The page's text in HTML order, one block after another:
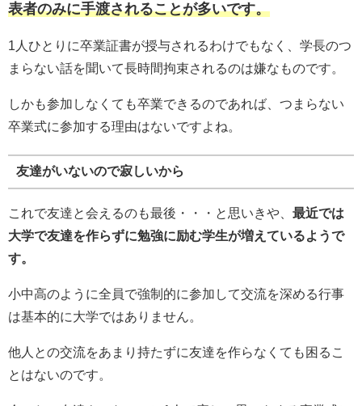
表者のみに手渡されることが多いです。
1人ひとりに卒業証書が授与されるわけでもなく、学長のつ
まらない話を聞いて長時間拘束されるのは嫌なものです。
しかも参加しなくても卒業できるのであれば、つまらない
卒業式に参加する理由はないですよね。
友達がいないので寂しいから
これで友達と会えるのも最後・・・と思いきや、 最近では
大学で友達を作らずに勉強に励む学生が増えているようで
す。
小中高のように全員で強制的に参加して交流を深める行事
は基本的に大学ではありません。
他人との交流をあまり持たずに友達を作らなくても困るこ
とはないのです。